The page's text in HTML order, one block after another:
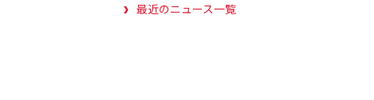
最近のニュース一覧